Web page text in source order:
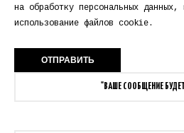
на обработку персональных данных,
использование файлов cookie.
"ВАШЕ СООБЩЕНИЕ